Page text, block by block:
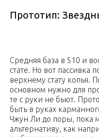
Прототип:
Средняя база в 510 и
стате. Но вот пассивка
верхнему стату копья.
основном нужно для
те с руки не бьют.
быть в руках
Чжун Ли до поры, пока
альтернативу, как